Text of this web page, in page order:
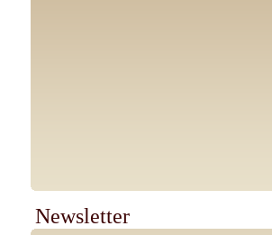
Newsletter